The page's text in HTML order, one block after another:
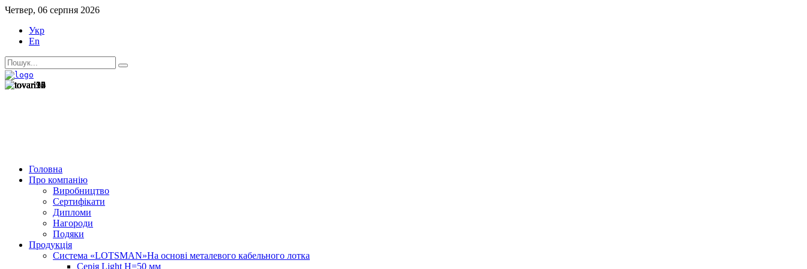
Четвер, 06 серпня 2026
Укр
En
Головна
Про компанію
Виробництво
Сертифікати
Дипломи
Нагороди
Подяки
Продукція
Система «LOTSMAN»На основі металевого кабельного лотка
Серія Light H=50 мм